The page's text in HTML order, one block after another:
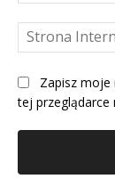
Zapisz
tej przeglądarce